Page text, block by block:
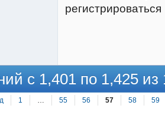
с 1,401 по 1,425 из
1 … 55 56 57 58 59